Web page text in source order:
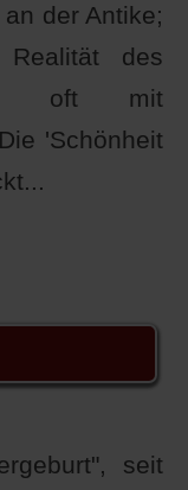
der Antike;
des
oft mit
'Schönheit
seit